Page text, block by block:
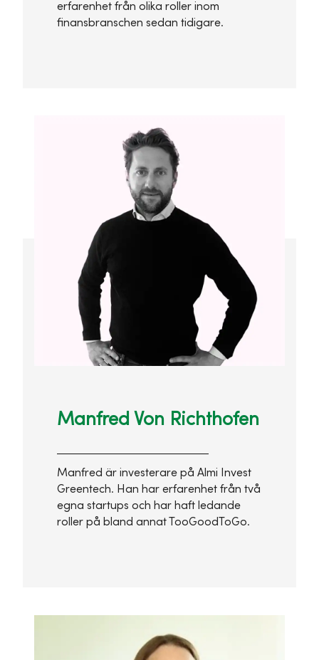
erfarenhet från olika roller inom
finansbranschen sedan tidigare.
Manfred Von Richthofen
Manfred är investerare på Almi Invest
Greentech. Han har erfarenhet från två
egna startups och har haft ledande
roller på bland annat TooGoodToGo.